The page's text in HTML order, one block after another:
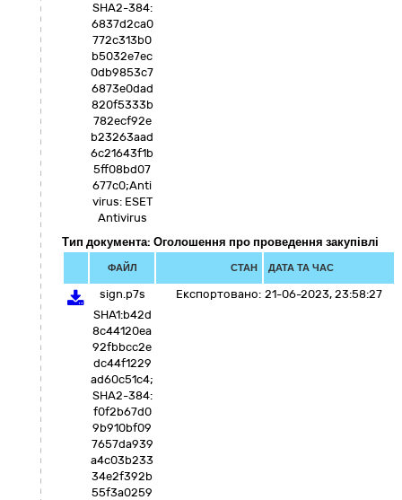
SHA2-384:
6837d2ca0
772c313b0
b5032e7ec
0db9853c7
6873e0dad
820f5333b
782ecf92e
b23263aad
6c21643f1b
5ff08bd07
677c0;Anti
virus: ESET
Antivirus
Тип документа: Оголошення про проведення закупівлі
ФАЙЛ СТАН ДАТА ТА ЧАС
sign.p7s
SHA1:b42d
8c44120ea
92fbbcc2e
dc44f1229
ad60c51c4;
SHA2-384:
f0f2b67d0
9b910bf09
7657da939
a4c03b233
34e2f392b
55f3a0259
Експортовано: 21-06-2023, 23:58:27